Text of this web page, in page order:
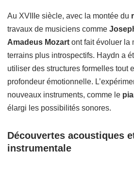
Au XVIIIe siècle, avec la montée du
travaux de musiciens comme
Amadeus Mozart ont fait évoluer la
terrains plus introspectifs. Haydn a
utiliser des structures formelles tout
profondeur émotionnelle.
nouveaux instruments, comme le
élargi les possibilités sonores.
Découvertes acoustiques
instrumentale